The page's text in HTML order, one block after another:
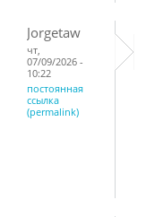
Jorgetaw
чт,
07/09/2026 -
10:22
постоянная
ссылка
(permalink)